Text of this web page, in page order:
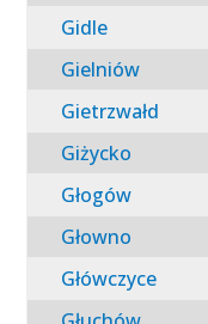
Gidle
Gielniów
Gietrzwałd
Giżycko
Głogów
Głowno
Główczyce